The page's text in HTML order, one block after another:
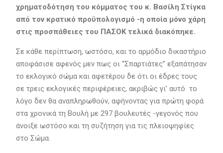
χρηματοδότηση του κόμματος του κ. Βασίλη Στίγκα
από τον κρατικό προϋπολογισμό -η οποία μόνο χάρη
στις προσπάθειες του ΠΑΣΟΚ τελικά διακόπηκε.
Σε κάθε περίπτωση, ωστόσο, και το αρμόδιο δικαστήριο
αποφάσισε αφενός μεν πως οι ‘’Σπαρτιάτες’’ εξαπάτησαν
το εκλογικό σώμα και αφετέρου δε ότι οι έδρες τους
σε τρεις εκλογικές περιφέρειες, ακριβώς γι’ αυτό το
λόγο δεν θα αναπληρωθούν, αφήνοντας για πρώτη φορά
στα χρονικά τη Βουλή με 297 βουλευτές -γεγονός που
άνοιξε ωστόσο και τη συζήτηση για τις πλειοψηφίες
στο Σώμα.